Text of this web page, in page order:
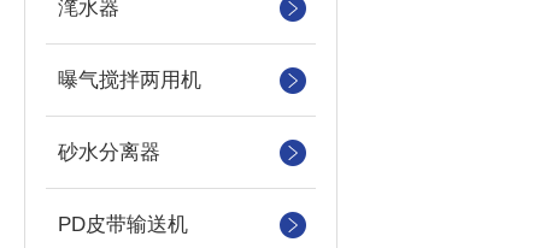
滗水器
曝气搅拌两用机
砂水分离器
PD皮带输送机